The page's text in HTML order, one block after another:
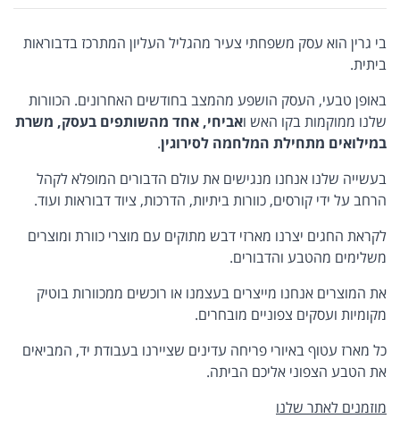
בי גרין הוא עסק משפחתי צעיר מהגליל העליון המתרכז בדבוראות
ביתית.
באופן טבעי, העסק הושפע מהמצב בחודשים האחרונים. הכוורות
שלנו ממוקמות בקו האש ואביחי, אחד מהשותפים בעסק, משרת
במילואים מתחילת המלחמה לסירוגין.
בעשייה שלנו אנחנו מנגישים את עולם הדבורים המופלא לקהל
הרחב על ידי קורסים, כוורות ביתיות, הדרכות, ציוד דבוראות ועוד.
לקראת החגים יצרנו מארזי דבש מתוקים עם מוצרי כוורת ומוצרים
משלימים מהטבע והדבורים.
את המוצרים אנחנו מייצרים בעצמנו או רוכשים ממכוורות בוטיק
מקומיות ועסקים צפוניים מובחרים.
כל מארז עטוף באיורי פריחה עדינים שציירנו בעבודת יד, המביאים
את הטבע הצפוני אליכם הביתה.
מוזמנים לאתר שלנו